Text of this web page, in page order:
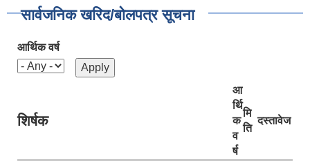
सार्वजनिक खरिद/बोलपत्र सूचना
आर्थिक वर्ष
शिर्षक
आ
र्थि
क
व
र्ष
मि
ति
दस्तावेज